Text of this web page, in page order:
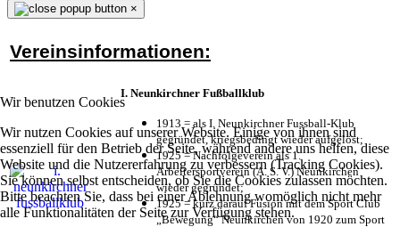
Wir benutzen Cookies
Wir nutzen Cookies auf unserer Website. Einige von ihnen sind
essenziell für den Betrieb der Seite, während andere uns helfen, diese
Website und die Nutzererfahrung zu verbessern (Tracking Cookies).
Sie können selbst entscheiden, ob Sie die Cookies zulassen möchten.
Bitte beachten Sie, dass bei einer Ablehnung womöglich nicht mehr
alle Funktionalitäten der Seite zur Verfügung stehen.
×
Vereinsinformationen:
I. Neunkirchner Fußballklub
1913 = als I. Neunkirchner Fussball-Klub
gegründet, kriegsbedingt wieder aufgelöst;
1925 = Nachfolgeverein als 1.
Arbeitersportverein (A. S. V.) Neunkirchen
wieder gegründet;
1925 = kurz darauf Fusion mit dem Sport Club
„Bewegung“ Neunkirchen von 1920 zum Sport